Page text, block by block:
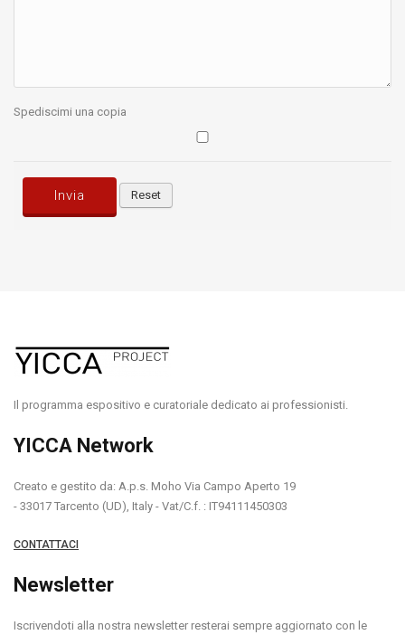
Spediscimi una copia
Invia Reset
Il programma espositivo e curatoriale dedicato ai professionisti.
YICCA Network
Creato e gestito da: A.p.s. Moho Via Campo Aperto 19
- 33017 Tarcento (UD), Italy - Vat/C.f. : IT94111450303
CONTATTACI
Newsletter
Iscrivendoti alla nostra newsletter resterai sempre aggiornato con le